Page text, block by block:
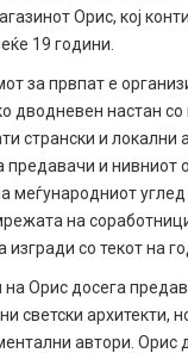
Орис, кој
19 години.
за првпат е
дводневен настан
странски и локални
предавачи и нивниот
меѓународниот
на
изгради со текот на
Орис досега
светски архитекти,
автори. Орис